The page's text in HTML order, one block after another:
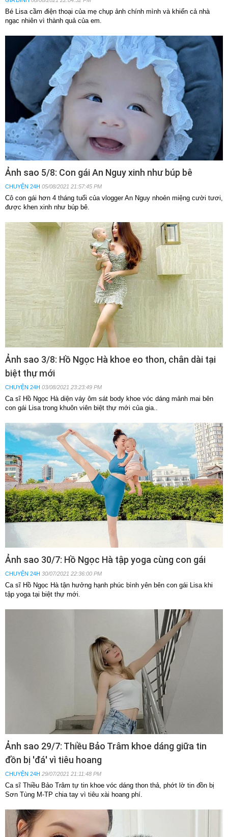
Bé Lisa cầm điện thoại của mẹ chụp ảnh chính mình và khiến cả nhà
ngạc nhiên vì thành quả của em.
Ảnh sao 5/8: Con gái An Nguy xinh như búp bê
CHUYỆN 24H 05/08/2021 21:57:45 PM
Cô con gái hơn 4 tháng tuổi của vlogger An Nguy nhoẻn miệng cười tươi,
được khen xinh như búp bê.
Ảnh sao 3/8: Hồ Ngọc Hà khoe eo thon, chân dài tại
biệt thự mới
CHUYỆN 24H 03/08/2021 23:23:49 PM
Ca sĩ Hồ Ngọc Hà diện váy ôm sát body khoe vóc dáng mảnh mai bên
con gái Lisa trong khuôn viên biệt thự mới của gia..
Ảnh sao 30/7: Hồ Ngọc Hà tập yoga cùng con gái
CHUYỆN 24H 30/07/2021 22:36:00 PM
Ca sĩ Hồ Ngọc Hà tận hưởng hạnh phúc bình yên bên con gái Lisa khi
tập yoga tại biệt thự mới.
Ảnh sao 29/7: Thiều Bảo Trâm khoe dáng giữa tin
đồn bị 'đá' vì tiêu hoang
CHUYỆN 24H 29/07/2021 21:11:48 PM
Ca sĩ Thiều Bảo Trâm tự tin khoe vóc dáng thon thả, phớt lờ tin đồn bị
Sơn Tùng M-TP chia tay vì tiêu xài hoang phí.